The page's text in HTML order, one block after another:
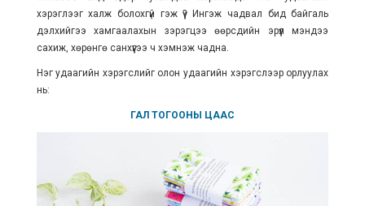
хэрэглээг халж болохгүй гэж үү? Ингэж чадвал бид байгаль
дэлхийгээ хамгаалахын зэрэгцээ өөрсдийн эрүүл мэндээ
сахиж, хөрөнгө санхүүгээ ч хэмнэж чадна.
Нэг удаагийн хэрэгслийг олон удаагийн хэрэгслээр орлуулах
нь:
ГАЛ ТОГООНЫ ЦААС